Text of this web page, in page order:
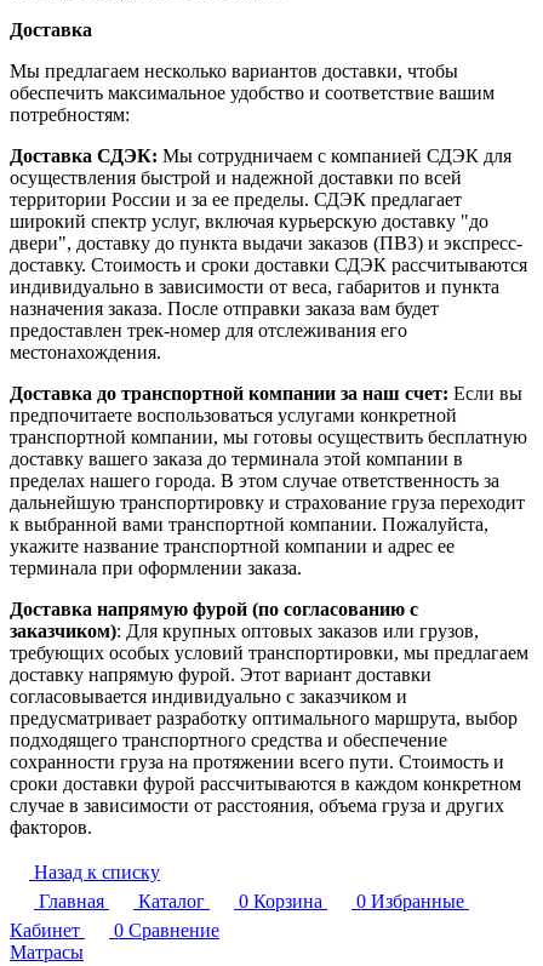
Доставка
Мы предлагаем несколько вариантов доставки, чтобы
обеспечить максимальное удобство и соответствие вашим
потребностям:
Доставка СДЭК: Мы сотрудничаем с компанией СДЭК для
осуществления быстрой и надежной доставки по всей
территории России и за ее пределы. СДЭК предлагает
широкий спектр услуг, включая курьерскую доставку "до
двери", доставку до пункта выдачи заказов (ПВЗ) и экспресс-
доставку. Стоимость и сроки доставки СДЭК рассчитываются
индивидуально в зависимости от веса, габаритов и пункта
назначения заказа. После отправки заказа вам будет
предоставлен трек-номер для отслеживания его
местонахождения.
Доставка до транспортной компании за наш счет: Если вы
предпочитаете воспользоваться услугами конкретной
транспортной компании, мы готовы осуществить бесплатную
доставку вашего заказа до терминала этой компании в
пределах нашего города. В этом случае ответственность за
дальнейшую транспортировку и страхование груза переходит
к выбранной вами транспортной компании. Пожалуйста,
укажите название транспортной компании и адрес ее
терминала при оформлении заказа.
Доставка напрямую фурой (по согласованию с
заказчиком): Для крупных оптовых заказов или грузов,
требующих особых условий транспортировки, мы предлагаем
доставку напрямую фурой. Этот вариант доставки
согласовывается индивидуально с заказчиком и
предусматривает разработку оптимального маршрута, выбор
подходящего транспортного средства и обеспечение
сохранности груза на протяжении всего пути. Стоимость и
сроки доставки фурой рассчитываются в каждом конкретном
случае в зависимости от расстояния, объема груза и других
факторов.
Назад к списку
Главная
Каталог 0 Корзина 0 Избранные
Кабинет
0 Сравнение
Матрасы